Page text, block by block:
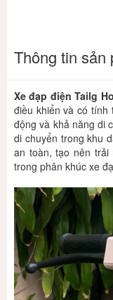
Thông tin sản
Xe đạp điện Tailg
điều khiển và có tính
động và khả năng di
di chuyển trong khu
an toàn, tạo nên
trong phân khúc xe